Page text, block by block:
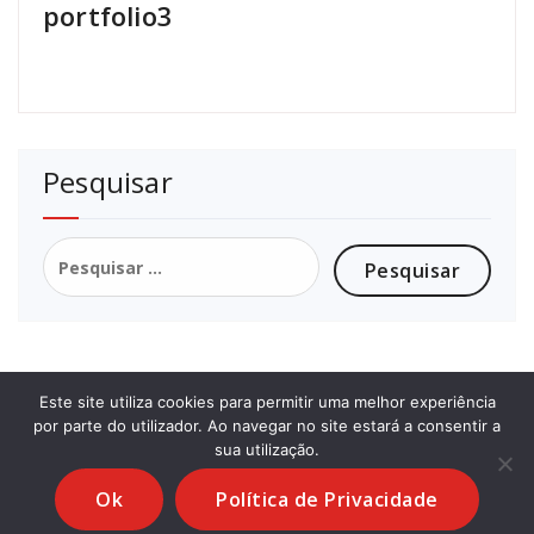
portfolio3
Pesquisar
Pesquisar
por:
© Queijaria Clemente | By: yourplace.pt
Reclamações
Este site utiliza cookies para permitir uma melhor experiência
por parte do utilizador. Ao navegar no site estará a consentir a
sua utilização.
Ok Política de Privacidade